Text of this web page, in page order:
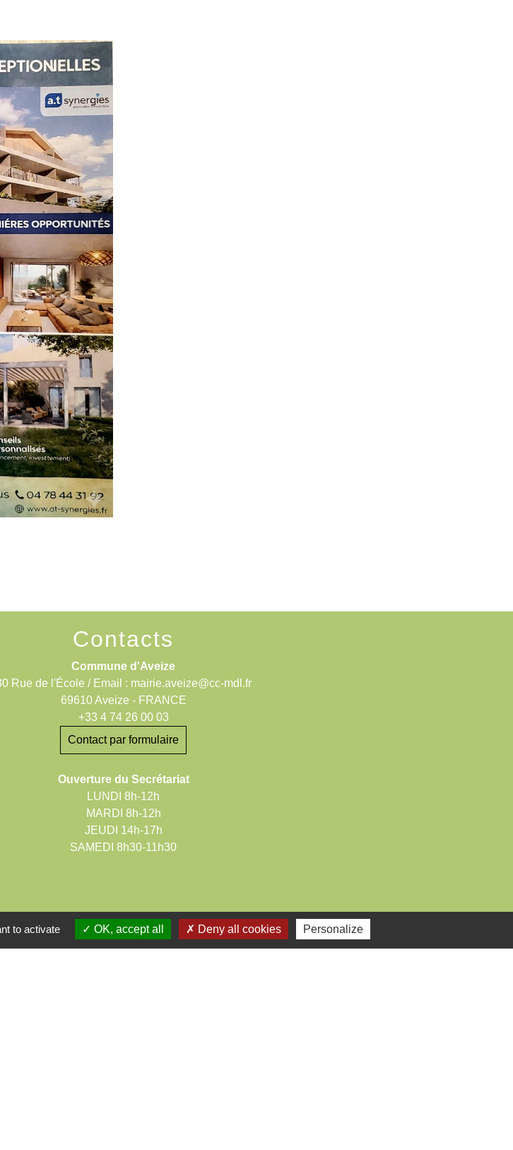
Contacts
Commune d'Aveize
Rue de l'École / Email : mairie.aveize@cc-mdl.fr
69610 Aveize - FRANCE
+33 4 74 26 00 03
Contact par formulaire
Ouverture du Secrétariat
LUNDI 8h-12h
MARDI 8h-12h
JEUDI 14h-17h
SAMEDI 8h30-11h30
to activate OK, accept all Deny all cookies Personalize